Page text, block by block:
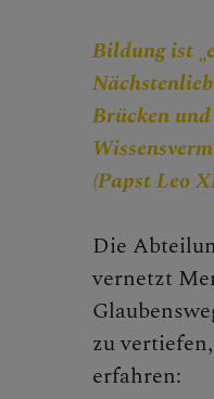
Bildung ist
Brücken
(Papst Leo
Die
vernetzt
zu
erfahren: